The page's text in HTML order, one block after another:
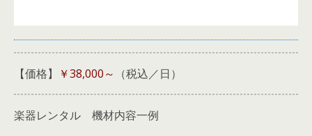
【価格】 ￥38,000～ （税込／日）
楽器レンタル 機材内容一例